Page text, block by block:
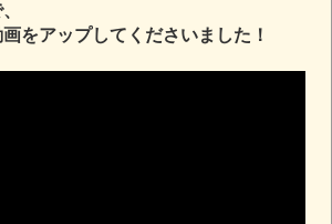
をアップしてくださいました！